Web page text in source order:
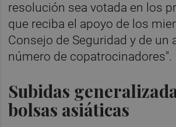
resolución sea votada en los
que reciba el apoyo de los
Consejo de Seguridad y de un
número de copatrocinadores".
Subidas
bolsas asiáticas